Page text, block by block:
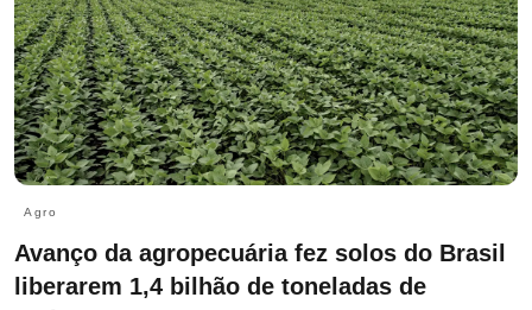
Agro
Avanço da agropecuária fez solos do Brasil
liberarem 1,4 bilhão de toneladas de